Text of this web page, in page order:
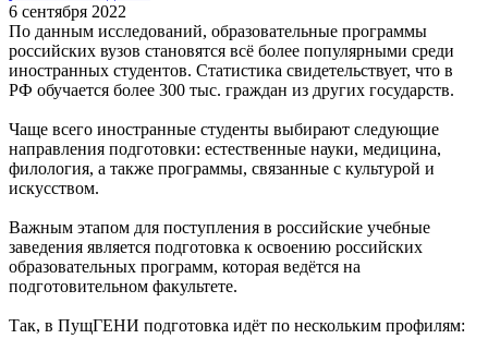
6 сентября 2022
По данным исследований, образовательные программы
российских вузов становятся всё более популярными среди
иностранных студентов. Статистика свидетельствует, что в
РФ обучается более 300 тыс. граждан из других государств.
Чаще всего иностранные студенты выбирают следующие
направления подготовки: естественные науки, медицина,
филология, а также программы, связанные с культурой и
искусством.
Важным этапом для поступления в российские учебные
заведения является подготовка к освоению российских
образовательных программ, которая ведётся на
подготовительном факультете.
Так, в ПущГЕНИ подготовка идёт по нескольким профилям: